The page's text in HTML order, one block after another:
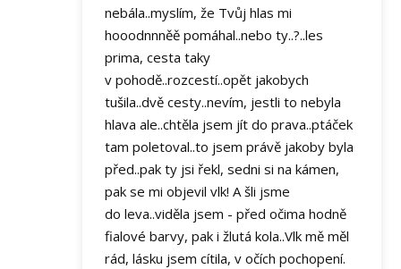
nebála..myslím, že Tvůj hlas mi
hooodnnněě pomáhal..nebo ty..?..les
prima, cesta taky
v pohodě..rozcestí..opět jakobych
tušila..dvě cesty..nevím, jestli to nebyla
hlava ale..chtěla jsem jít do prava..ptáček
tam poletoval..to jsem právě jakoby byla
před..pak ty jsi řekl, sedni si na kámen,
pak se mi objevil vlk! A šli jsme
do leva..viděla jsem - před očima hodně
fialové barvy, pak i žlutá kola..Vlk mě měl
rád, lásku jsem cítila, v očích pochopení.